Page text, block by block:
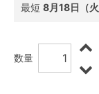
最短 8月18日（火
数量